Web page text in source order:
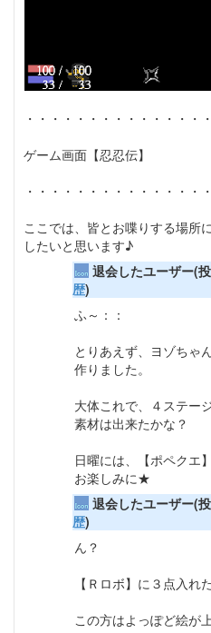
・・・・・・・・・・・・・・
ゲーム画面【忍忍伝】
・・・・・・・・・・・・・・
ここでは、皆とお喋りする場所
したいと思います♪
退会したユーザー(
歴)
ふ～：：
とりあえず、ヨゾちゃ
作りました。
大体これで、４ステー
素材は出来たかな？
日曜には、【ポペクエ
お楽しみに★
退会したユーザー(
歴)
ん？
【Ｒロボ】に３点入れ
この方はよっぽど絵が